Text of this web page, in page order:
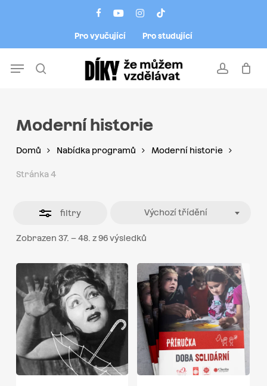
facebookyoutubeinstagram
tiktok
Pro vyučující Pro studující
account
Menu
Moderní historie
Domů Nabídka programů Moderní historie
Stránka 4
filtry
Zobrazen 37. – 48. z 96 výsledků
Výchozí třídění